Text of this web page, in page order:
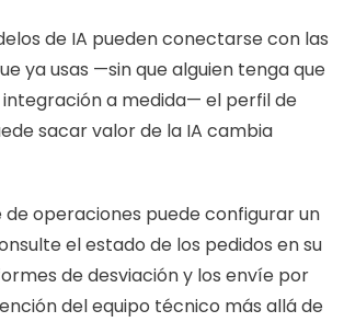
de IA pueden conectarse con las
ya usas —sin que alguien tenga que
a medida— el perfil de
sacar valor de la IA cambia
de operaciones puede configurar un
el estado de los pedidos en su
de desviación y los envíe por
del equipo técnico más allá de